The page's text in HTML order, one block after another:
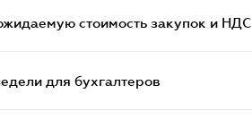
стоимость закупок и НДС
для бухгалтеров